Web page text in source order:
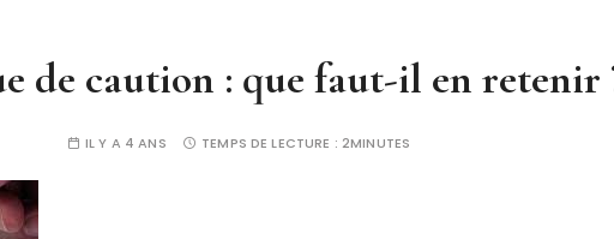
de caution : que faut-il en retenir
IL Y A 4 ANS TEMPS DE LECTURE : 2MINUTES